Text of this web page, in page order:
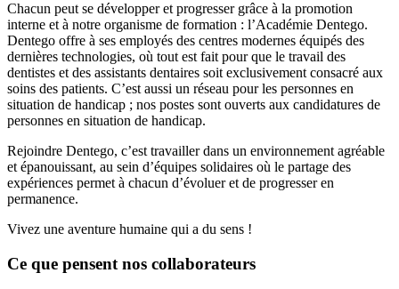
Chacun peut se développer et progresser grâce à la promotion
interne et à notre organisme de formation : l’Académie Dentego.
Dentego offre à ses employés des centres modernes équipés des
dernières technologies, où tout est fait pour que le travail des
dentistes et des assistants dentaires soit exclusivement consacré aux
soins des patients. C’est aussi un réseau pour les personnes en
situation de handicap ; nos postes sont ouverts aux candidatures de
personnes en situation de handicap.
Rejoindre Dentego, c’est travailler dans un environnement agréable
et épanouissant, au sein d’équipes solidaires où le partage des
expériences permet à chacun d’évoluer et de progresser en
permanence.
Vivez une aventure humaine qui a du sens !
Ce que pensent nos collaborateurs